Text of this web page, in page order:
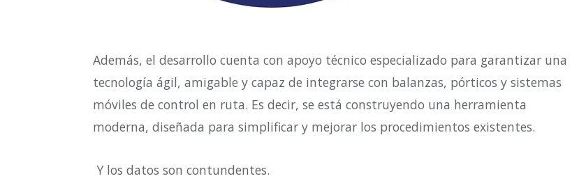
Además, el desarrollo cuenta con apoyo técnico especializado para garantizar una
tecnología ágil, amigable y capaz de integrarse con balanzas, pórticos y sistemas
móviles de control en ruta. Es decir, se está construyendo una herramienta
moderna, diseñada para simplificar y mejorar los procedimientos existentes.
Y los datos son contundentes.